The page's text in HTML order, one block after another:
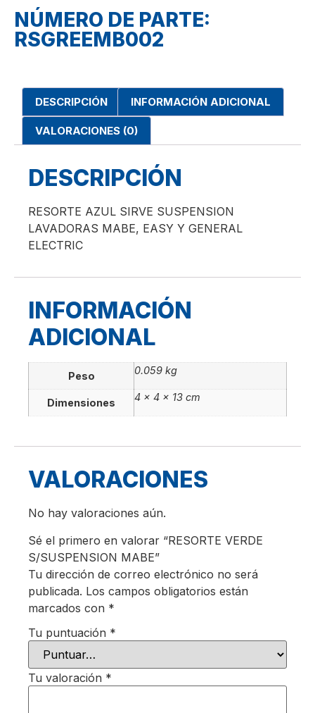
NÚMERO DE PARTE:
RSGREEMB002
DESCRIPCIÓN INFORMACIÓN ADICIONAL
VALORACIONES (0)
DESCRIPCIÓN
RESORTE AZUL SIRVE SUSPENSION
LAVADORAS MABE, EASY Y GENERAL
ELECTRIC
INFORMACIÓN
ADICIONAL
Peso 0.059 kg
Dimensiones 4 × 4 × 13 cm
VALORACIONES
No hay valoraciones aún.
Sé el primero en valorar “RESORTE VERDE
S/SUSPENSION MABE”
Tu dirección de correo electrónico no será
publicada. Los campos obligatorios están
marcados con *
Tu puntuación *
Tu valoración *